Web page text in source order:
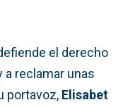
el derecho
a reclamar unas
portavoz, Elisabet